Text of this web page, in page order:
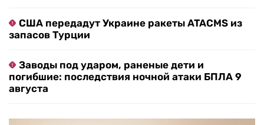
США передадут Украине ракеты ATACMS из
запасов Турции
Заводы под ударом, раненые дети и
погибшие: последствия ночной атаки БПЛА 9
августа